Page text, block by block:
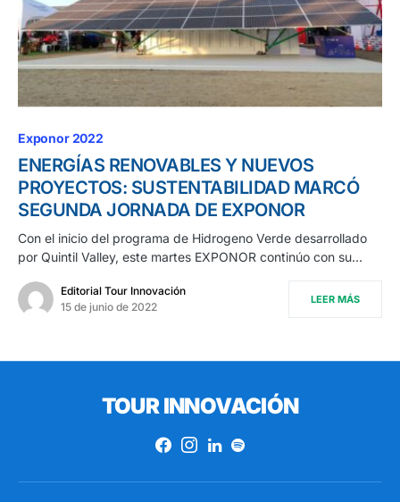
Exponor 2022
ENERGÍAS RENOVABLES Y NUEVOS
PROYECTOS: SUSTENTABILIDAD MARCÓ
SEGUNDA JORNADA DE EXPONOR
Con el inicio del programa de Hidrogeno Verde desarrollado
por Quintil Valley, este martes EXPONOR continúo con su…
Editorial Tour Innovación
15 de junio de 2022
LEER MÁS
TOUR INNOVACIÓN